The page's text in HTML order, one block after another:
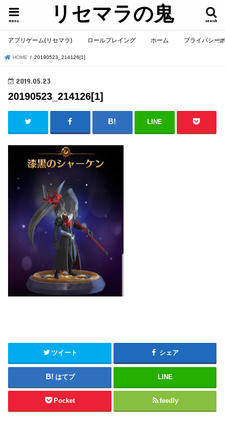
リセマラの鬼 search
menu
アプリゲーム(リセマラ) ロールプレイング ホーム プライバシー
HOME 20190523_214126[1]
2019.05.23
20190523_214126[1]
LINE
ツイート シェア
はてブ LINE
Pocket feedly